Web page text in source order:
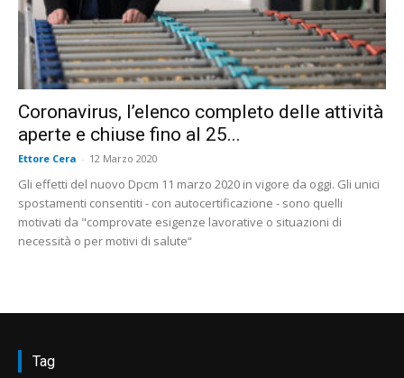
Coronavirus, l’elenco completo delle attività
aperte e chiuse fino al 25...
Ettore Cera - 12 Marzo 2020
Gli effetti del nuovo Dpcm 11 marzo 2020 in vigore da oggi. Gli unici
spostamenti consentiti - con autocertificazione - sono quelli
motivati da "comprovate esigenze lavorative o situazioni di
necessità o per motivi di salute“
Tag